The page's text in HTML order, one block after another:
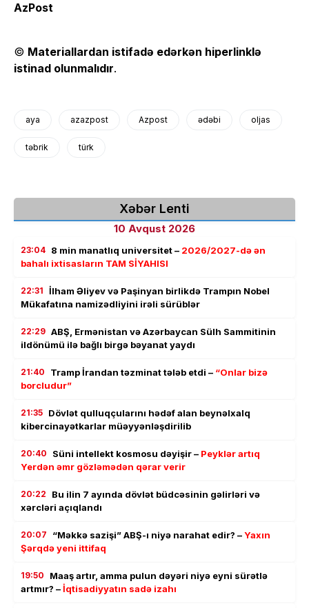
AzPost
© Materiallardan istifadə edərkən hiperlinklə
istinad olunmalıdır.
aya azazpost Azpost ədəbi oljas
təbrik türk
Xəbər Lenti
10 Avqust 2026
23:04 8 min manatlıq universitet – 2026/2027-də ən
bahalı ixtisasların TAM SİYAHISI
22:31 İlham Əliyev və Paşinyan birlikdə Trampın Nobel
Mükafatına namizədliyini irəli sürüblər
22:29 ABŞ, Ermənistan və Azərbaycan Sülh Sammitinin
ildönümü ilə bağlı birgə bəyanat yaydı
21:40 Tramp İrandan təzminat tələb etdi – “Onlar bizə
borcludur”
21:35 Dövlət qulluqçularını hədəf alan beynəlxalq
kibercinayətkarlar müəyyənləşdirilib
20:40 Süni intellekt kosmosu dəyişir – Peyklər artıq
Yerdən əmr gözləmədən qərar verir
20:22
Bu ilin 7 ayında dövlət büdcəsinin gəlirləri və
xərcləri açıqlandı
20:07 “Məkkə sazişi” ABŞ-ı niyə narahat edir? –Yaxın
Şərqdə yeni ittifaq
19:50
Maaş artır, amma pulun dəyəri niyə eyni sürətlə
artmır? –İqtisadiyyatın sadə izahı